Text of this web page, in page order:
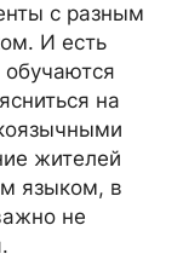
с разным
И есть
обучаются
на
жителей
языком, в
не